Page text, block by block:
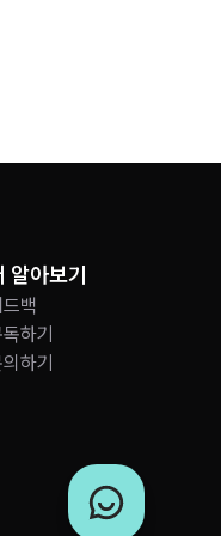
알아보기
백
하기
하기